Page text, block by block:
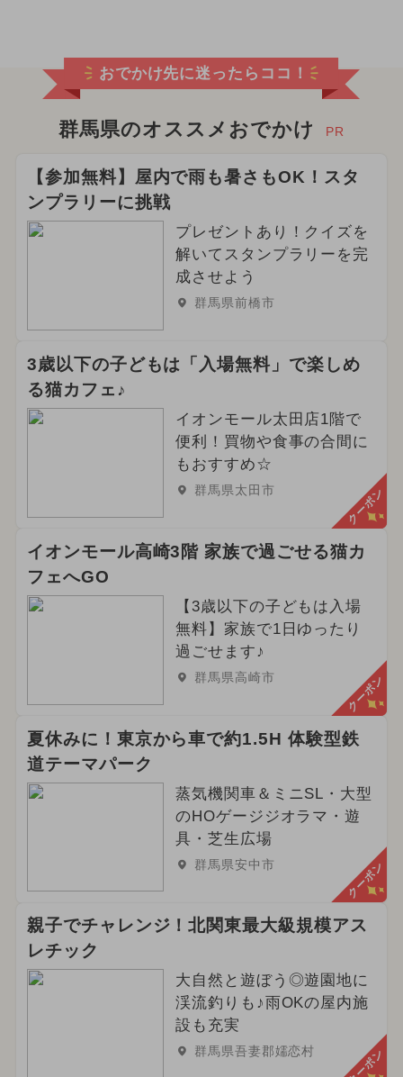
おでかけ先に迷ったらココ！
群馬県のオススメおでかけ PR
【参加無料】屋内で雨も暑さもOK！スタ
ンプラリーに挑戦
プレゼントあり！クイズを
解いてスタンプラリーを完
成させよう
群馬県前橋市
3歳以下の子どもは「入場無料」で楽しめ
る猫カフェ♪
イオンモール太田店1階で
便利！買物や食事の合間に
もおすすめ☆
群馬県太田市 クーポン
イオンモール高崎3階 家族で過ごせる猫カ
フェへGO
【3歳以下の子どもは入場
無料】家族で1日ゆったり
過ごせます♪
群馬県高崎市 クーポン
夏休みに！東京から車で約1.5H 体験型鉄
道テーマパーク
蒸気機関車＆ミニSL・大型
のHOゲージジオラマ・遊
具・芝生広場
群馬県安中市 クーポン
親子でチャレンジ！北関東最大級規模アス
レチック
大自然と遊ぼう◎遊園地に
渓流釣りも♪雨OKの屋内施
設も充実
群馬県吾妻郡嬬恋村 クーポン